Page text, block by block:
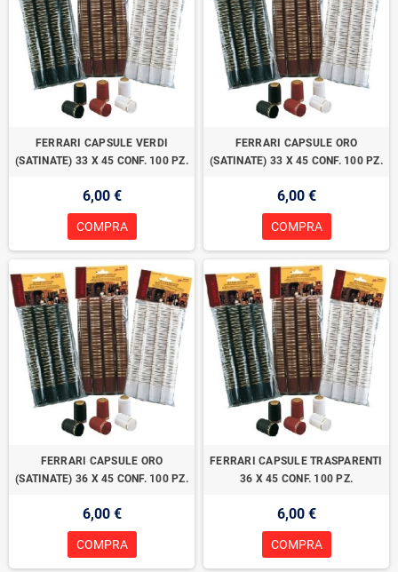
FERRARI CAPSULE VERDI
(SATINATE) 33 X 45 CONF. 100 PZ.
6,00 €
COMPRA
FERRARI CAPSULE ORO
(SATINATE) 33 X 45 CONF. 100 PZ.
6,00 €
COMPRA
FERRARI CAPSULE ORO
(SATINATE) 36 X 45 CONF. 100 PZ.
6,00 €
COMPRA
FERRARI CAPSULE TRASPARENTI
36 X 45 CONF. 100 PZ.
6,00 €
COMPRA